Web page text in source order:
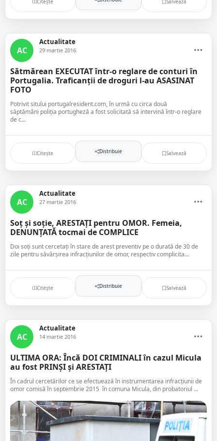
AC
Actualitate
29 martie 2016
Sătmărean EXECUTAT într-o reglare de conturi în
Portugalia. Traficanții de droguri l-au ASASINAT
FOTO
Potrivit sitului portugalresident.com, în urmă cu circa două
săptămâni poliția portugheză a fost solicitată să intervină într-o reglare
de c...
Citește Distribuie Salvează
AC
Actualitate
27 martie 2016
Soț și soție, ARESTAȚI pentru OMOR. Femeia,
DENUNȚATĂ tocmai de COMPLICE
Doi soți sunt cercetați în stare de arest preventiv pe o durată de 30 de
zile pentru săvârșirea infracțiunilor de omor, respectiv complicita...
Citește Distribuie Salvează
AC
Actualitate
14 martie 2016
ULTIMA ORA: Încă DOI CRIMINALI în cazul Micula
au fost PRINȘI și ARESTAȚI
În cadrul cercetărilor ce se efectuează în instrumentarea infracțiunii de
omor comisă în septembrie 2015 în comuna Micula, din probatoriul ...